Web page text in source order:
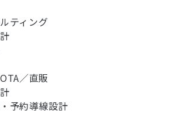
ティング
／直販
予約導線設計